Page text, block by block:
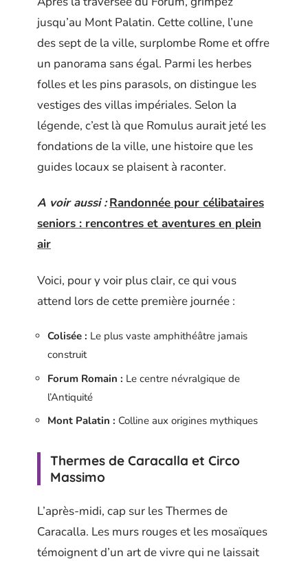
jusqu’au Mont Palatin. Cette colline, l’une
des sept de la ville, surplombe Rome et offre
un panorama sans égal. Parmi les herbes
folles et les pins parasols, on distingue les
vestiges des villas impériales. Selon la
légende, c’est là que Romulus aurait jeté les
fondations de la ville, une histoire que les
guides locaux se plaisent à raconter.
A voir aussi : Randonnée pour célibataires
seniors : rencontres et aventures en plein
air
Voici, pour y voir plus clair, ce qui vous
attend lors de cette première journée :
Colisée : Le plus vaste amphithéâtre jamais
construit
Forum Romain : Le centre névralgique de
l’Antiquité
Mont Palatin : Colline aux origines mythiques
Thermes de Caracalla et Circo
Massimo
L’après-midi, cap sur les Thermes de
Caracalla. Les murs rouges et les mosaïques
témoignent d’un art de vivre qui ne laissait